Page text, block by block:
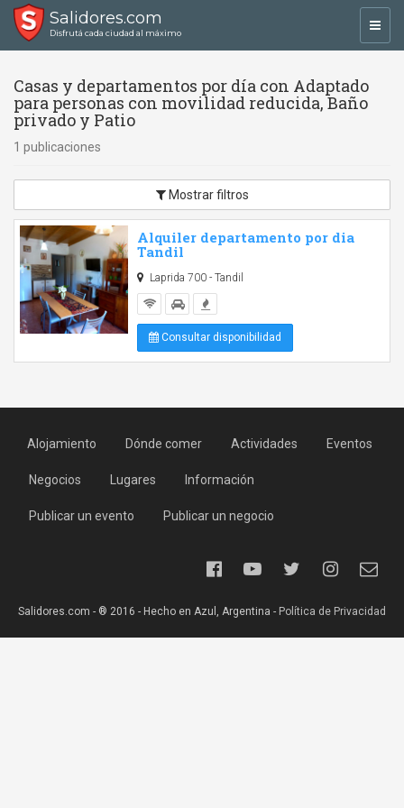
Salidores.com
Disfrutá cada ciudad al máximo
Casas y departamentos por día con Adaptado
para personas con movilidad reducida, Baño
privado y Patio
1 publicaciones
Mostrar filtros
Alquiler departamento por dia
Tandil
Laprida 700 - Tandil
Consultar disponibilidad
Alojamiento Dónde comer Actividades Eventos
Negocios Lugares Información
Publicar un evento Publicar un negocio
Salidores.com - ® 2016 - Hecho en Azul, Argentina - Política de Privacidad